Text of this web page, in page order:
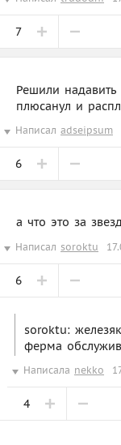
7
Решили
плюсанул и
Написал adseipsum
6
а что это за
Написал soroktu
6
soroktu:
ферма
Написала nekko
4